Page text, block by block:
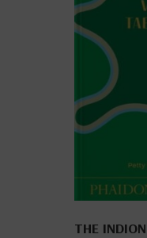
THE